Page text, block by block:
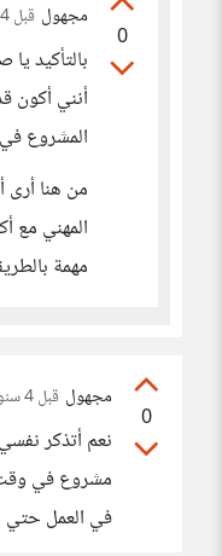
0
مجهول قبل 4 سنوات
بالتأكيد
أنني أكون
المشروع
من هنا أرى
المهني مع
مهمة
0
مجهول قبل 4 سنوات
نعم أتذكر
مشروع في
في العمل حتي